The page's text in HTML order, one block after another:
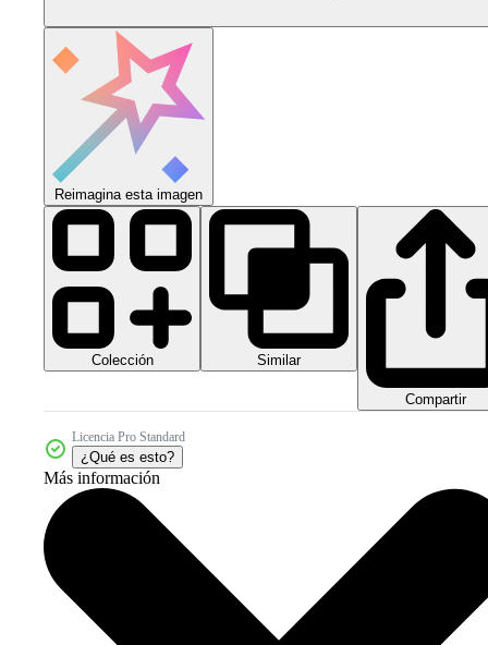
Reimagina esta imagen
Colección Similar
Compartir
Licencia Pro Standard
¿Qué es esto?
Más información